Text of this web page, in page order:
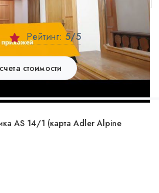
Рейтинг: 5/5
стоимости
AS 14/1 (карта Adler Alpine